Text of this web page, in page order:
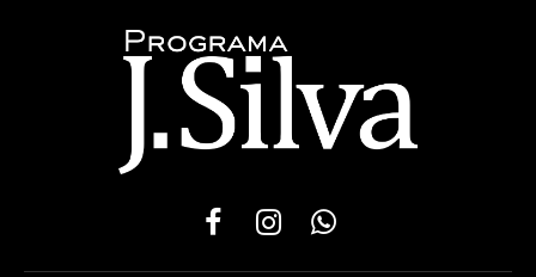
FacebookInstagramWhatsApp